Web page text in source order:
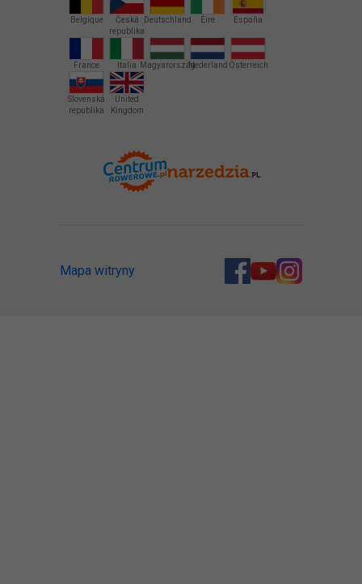
Belgique
Česká
republika
Deutschland Éire España
France Italia MagyarországNederland Österreich
Slovenská
republika
United
Kingdom
Mapa witryny